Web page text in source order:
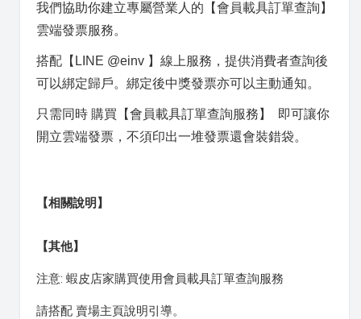
我們協助你建立專屬營業人的【會員載具訂單查詢】
雲端發票服務。
搭配【LINE @einv 】線上服務，提供消費者查詢後
可以綁定歸戶。綁定後中獎發票亦可以主動通知。
只需同時 購買【會員載具訂單查詢服務】 即可讓你
開立雲端發票，不須印出一堆發票還會裝錯袋。
【相關說明】
【其他】
注意: 蝦皮店家購買使用會員載具訂單查詢服務
請搭配 賣場主頁說明引導。